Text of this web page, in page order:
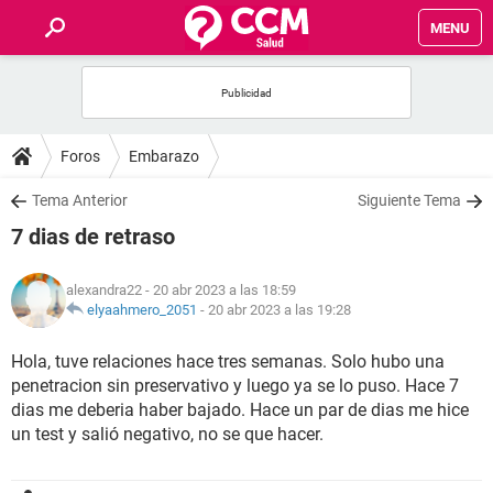
MENU
FOROS
SALUD
NUTRICIÓN
BIENESTAR
SEXUALIDAD
Foros Embarazo
Tema Anterior Siguiente Tema
7 dias de retraso
alexandra22 - 20 abr 2023 a las 18:59
elyaahmero_2051 - 20 abr 2023 a las 19:28
Hola, tuve relaciones hace tres semanas. Solo hubo una
penetracion sin preservativo y luego ya se lo puso. Hace 7
dias me deberia haber bajado. Hace un par de dias me hice
un test y salió negativo, no se que hacer.